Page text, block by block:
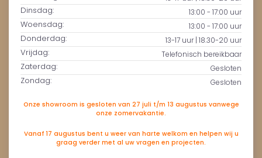
Dinsdag: 13:00 - 17:00 uur
Woensdag: 13:00 - 17:00 uur
Donderdag: 13-17 uur | 18.30-20 uur
Vrijdag: Telefonisch bereikbaar
Zaterdag: Gesloten
Zondag: Gesloten
Onze showroom is gesloten van 27 juli t/m 13 augustus vanwege
onze zomervakantie.
Vanaf 17 augustus bent u weer van harte welkom en helpen wij u
graag verder met al uw vragen en projecten.